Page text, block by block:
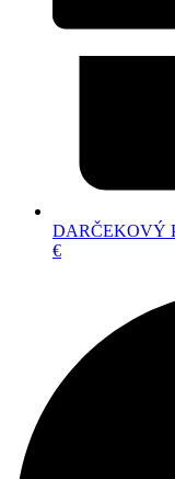
DARČEKOVÝ
€